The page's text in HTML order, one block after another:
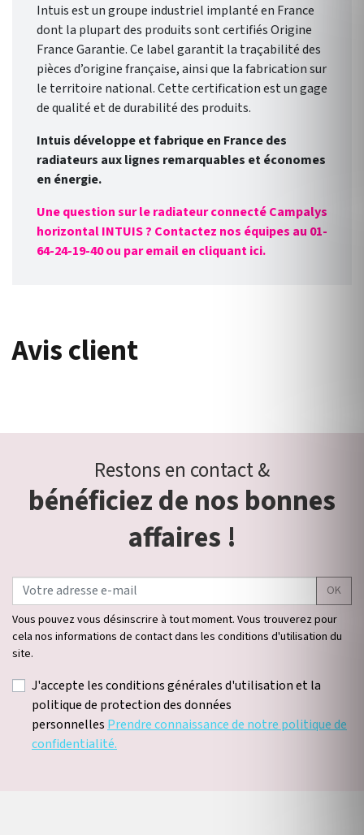
Intuis est un groupe industriel implanté en France
dont la plupart des produits sont certifiés Origine
France Garantie. Ce label garantit la traçabilité des
pièces d’origine française, ainsi que la fabrication sur
le territoire national. Cette certification est un gage
de qualité et de durabilité des produits.
Intuis développe et fabrique en France des
radiateurs aux lignes remarquables et économes
en énergie.
Une question sur le radiateur connecté Campalys
horizontal INTUIS ? Contactez nos équipes au 01-
64-24-19-40 ou par email en cliquant ici.
Avis client
Restons en contact &
bénéficiez de nos bonnes
affaires !
OK
Vous pouvez vous désinscrire à tout moment. Vous trouverez pour
cela nos informations de contact dans les conditions d'utilisation du
site.
J'accepte les conditions générales d'utilisation et la
politique de protection des données
personnelles Prendre connaissance de notre politique de
confidentialité.